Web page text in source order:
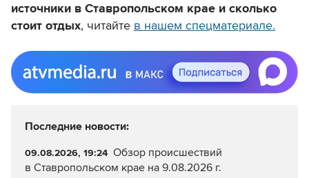
источники в Ставропольском крае и сколько
стоит отдых, читайте в нашем спецматериале.
Последние новости:
09.08.2026, 19:24 Обзор происшествий
в Ставропольском крае на 9.08.2026 г.